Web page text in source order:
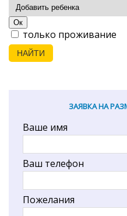
Ок
только проживание
НАЙТИ
ЗАЯВКА НА
Ваше имя
Ваш телефон
Пожелания